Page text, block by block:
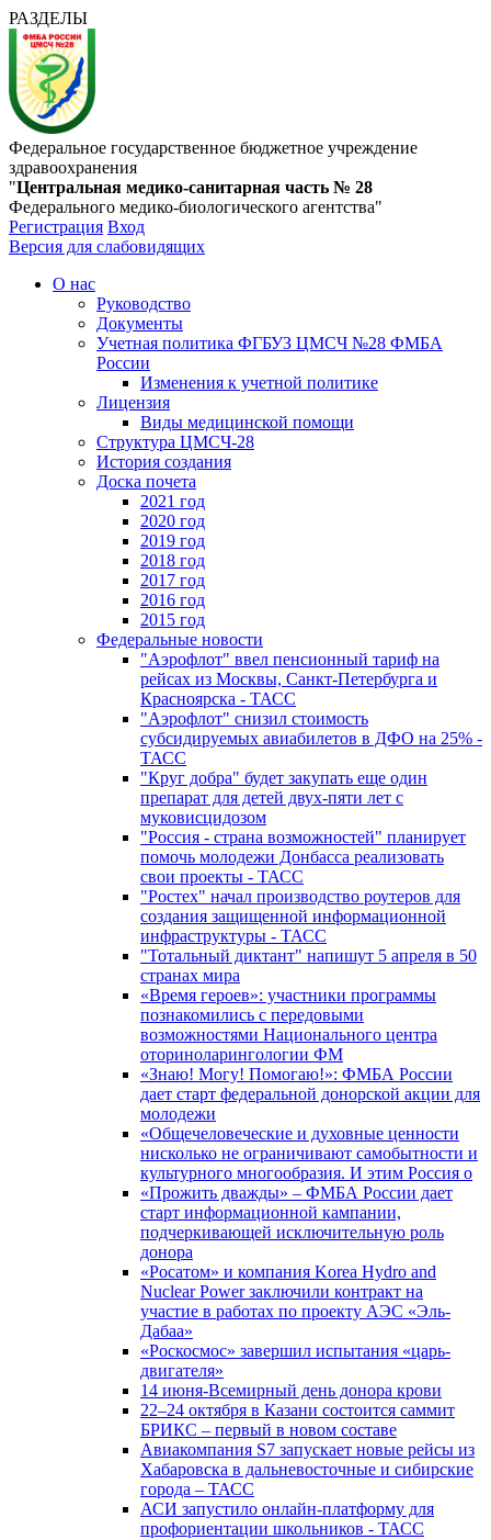
РАЗДЕЛЫ
Федеральное государственное бюджетное учреждение
здравоохранения
"Центральная медико-санитарная часть № 28
Федерального медико-биологического агентства"
Регистрация Вход
Версия для слабовидящих
О нас
Руководство
Документы
Учетная политика ФГБУЗ ЦМСЧ №28 ФМБА
России
Изменения к учетной политике
Лицензия
Виды медицинской помощи
Структура ЦМСЧ-28
История создания
Доска почета
2021 год
2020 год
2019 год
2018 год
2017 год
2016 год
2015 год
Федеральные новости
"Аэрофлот" ввел пенсионный тариф на
рейсах из Москвы, Санкт-Петербурга и
Красноярска - ТАСС
"Аэрофлот" снизил стоимость
субсидируемых авиабилетов в ДФО на 25% -
ТАСС
"Круг добра" будет закупать еще один
препарат для детей двух-пяти лет с
муковисцидозом
"Россия - страна возможностей" планирует
помочь молодежи Донбасса реализовать
свои проекты - ТАСС
"Ростех" начал производство роутеров для
создания защищенной информационной
инфраструктуры - ТАСС
"Тотальный диктант" напишут 5 апреля в 50
странах мира
«Время героев»: участники программы
познакомились с передовыми
возможностями Национального центра
оториноларингологии ФМ
«Знаю! Могу! Помогаю!»: ФМБА России
дает старт федеральной донорской акции для
молодежи
«Общечеловеческие и духовные ценности
нисколько не ограничивают самобытности и
культурного многообразия. И этим Россия о
«Прожить дважды» – ФМБА России дает
старт информационной кампании,
подчеркивающей исключительную роль
донора
«Росатом» и компания Korea Hydro and
Nuclear Power заключили контракт на
участие в работах по проекту АЭС «Эль-
Дабаа»
«Роскосмос» завершил испытания «царь-
двигателя»
14 июня-Всемирный день донора крови
22–24 октября в Казани состоится саммит
БРИКС – первый в новом составе
Авиакомпания S7 запускает новые рейсы из
Хабаровска в дальневосточные и сибирские
города – ТАСС
АСИ запустило онлайн-платформу для
профориентации школьников - ТАСС